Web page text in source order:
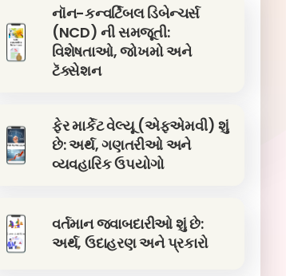
નૉન-કન્વર્ટિબલ ડિબેન્ચર્સ
(NCD) ની સમજૂતી:
વિશેષતાઓ, જોખમો અને
ટૅક્સેશન
ફેર માર્કેટ વેલ્યૂ (એફએમવી) શું
છે: અર્થ, ગણતરીઓ અને
વ્યવહારિક ઉપયોગો
વર્તમાન જવાબદારીઓ શું છે:
અર્થ, ઉદાહરણ અને પ્રકારો